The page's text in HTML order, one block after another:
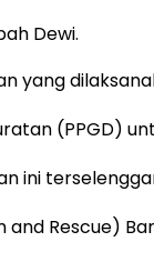
Dewi.
yang
(PPGD)
ini
and Rescue)